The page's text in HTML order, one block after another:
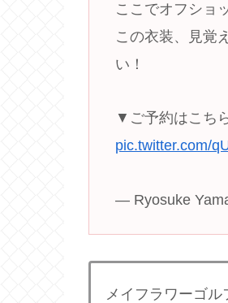
ここでオフショ
この衣装、見覚
い！
▼ご予約はこち
pic.twitter.com/
— Ryosuke
メイフラワーゴル